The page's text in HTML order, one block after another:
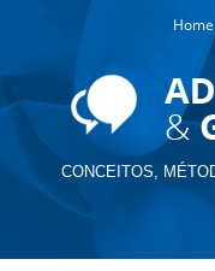
Home
CONCEITOS,